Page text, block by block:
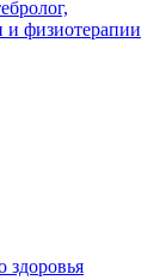
и физиотерапии
здоровья